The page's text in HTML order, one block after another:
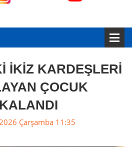
İKİZ KARDEŞLERİ
ÇOCUK
Çarşamba 11:35